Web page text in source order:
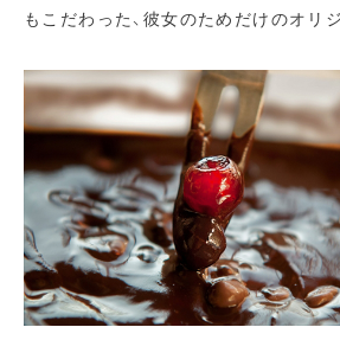
もこだわった、彼女のためだけのオリ